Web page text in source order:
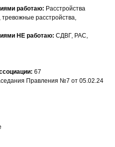
работаю: Расстройства
расстройства,
НЕ работаю: СДВГ, РАС,
67
Правления №7 от 05.02.24